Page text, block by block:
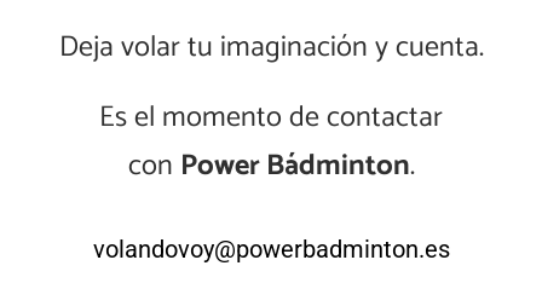
Deja volar tu imaginación y cuenta.
Es el momento de contactar
con Power Bádminton.
volandovoy@powerbadminton.es